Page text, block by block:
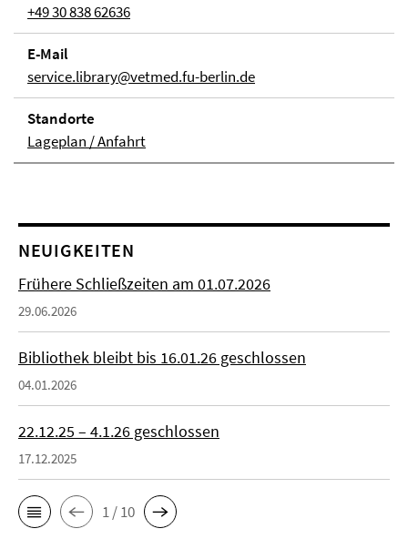
+49 30 838 62636
E-Mail
service.library@vetmed.fu-berlin.de
Stand­orte
Lageplan / Anfahrt
NEUIGKEITEN
Frühere Schließzeiten am 01.07.2026
29.06.2026
Bibliothek bleibt bis 16.01.26 geschlossen
04.01.2026
22.12.25 – 4.1.26 geschlossen
17.12.2025
1 / 10